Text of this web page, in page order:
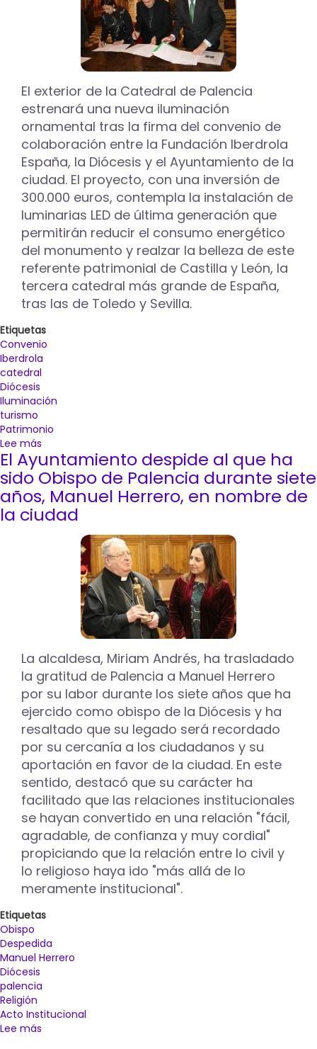
El exterior de la Catedral de Palencia
estrenará una nueva iluminación
ornamental tras la firma del convenio de
colaboración entre la Fundación Iberdrola
España, la Diócesis y el Ayuntamiento de la
ciudad. El proyecto, con una inversión de
300.000 euros, contempla la instalación de
luminarias LED de última generación que
permitirán reducir el consumo energético
del monumento y realzar la belleza de este
referente patrimonial de Castilla y León, la
tercera catedral más grande de España,
tras las de Toledo y Sevilla.
Etiquetas
Convenio
Iberdrola
catedral
Diócesis
Iluminación
turismo
Patrimonio
Lee más
La
Catedral
de
Palencia
estrenará
convenio
Fundación
Iberdrola
España,
la
Diócesis
y
el
Ayuntamiento
El Ayuntamiento despide al que ha
sido Obispo de Palencia durante siete
años, Manuel Herrero, en nombre de
la ciudad
La alcaldesa, Miriam Andrés, ha trasladado
la gratitud de Palencia a Manuel Herrero
por su labor durante los siete años que ha
ejercido como obispo de la Diócesis y ha
resaltado que su legado será recordado
por su cercanía a los ciudadanos y su
aportación en favor de la ciudad. En este
sentido, destacó que su carácter ha
facilitado que las relaciones institucionales
se hayan convertido en una relación "fácil,
agradable, de confianza y muy cordial"
propiciando que la relación entre lo civil y
lo religioso haya ido "más allá de lo
meramente institucional".
Etiquetas
Obispo
Despedida
Manuel Herrero
Diócesis
palencia
Religión
Acto Institucional
Lee más